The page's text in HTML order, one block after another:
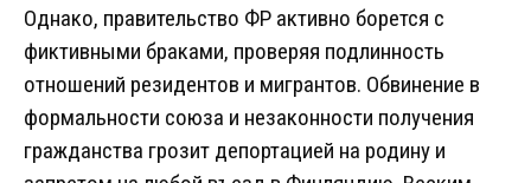
Однако, правительство ФР активно борется с
фиктивными браками, проверяя подлинность
отношений резидентов и мигрантов. Обвинение в
формальности союза и незаконности получения
гражданства грозит депортацией на родину и